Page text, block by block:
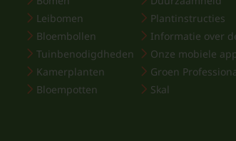
Leibomen
Bloembollen
Tuinbenodigdheden
Kamerplanten
Bloempotten
Plantinstructies
Informatie over
Onze mobiele
Groen
Skal